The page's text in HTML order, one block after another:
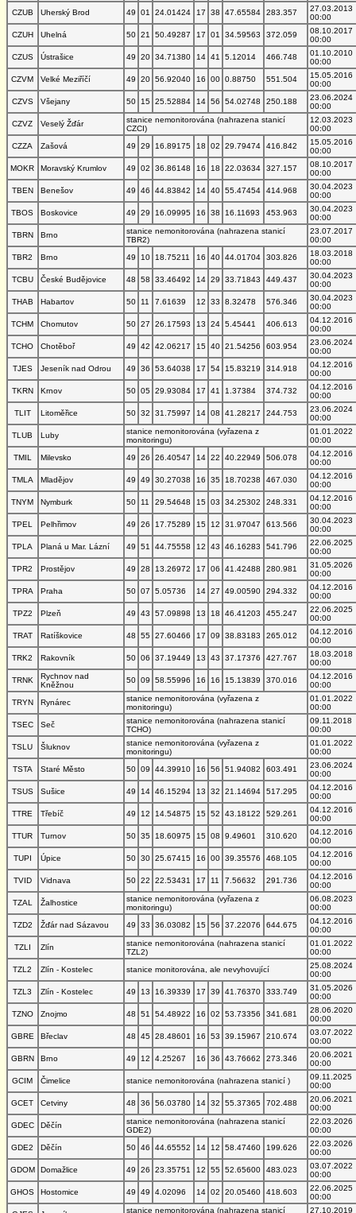
CZUB
Uherský Brod 49 01 24.01424 17 38 47.65584 283.357
27.03.2013
00:00
CZUH
Uhelná 50 21 50.49287 17 01 34.59563 372.059
08.10.2017
00:00
CZUS
Ústrašice 49 20 34.71380 14 41 5.12014 466.748
01.10.2010
00:00
CZVM
Velké Meziříčí 49 20 56.92040 16 00 0.88750 551.504
15.05.2016
00:00
CZVS
Všejany 50 15 25.52884 14 56 54.02748 250.188
23.06.2024
00:00
CZVZ
Veselý Žďár
stanice nemonitorována (nahrazena stanicí
CZCI)
12.03.2023
00:00
CZZA
Zašová 49 29 16.89175 18 02 29.79474 416.842
15.05.2016
00:00
MOKR
Moravský Krumlov 49 02 36.86148 16 18 22.03634 327.157
08.10.2017
00:00
TBEN
Benešov 49 46 44.83842 14 40 55.47454 414.968
30.04.2023
00:00
TBOS
Boskovice 49 29 16.09995 16 38 16.11693 453.963
30.04.2023
00:00
TBRN
Brno
stanice nemonitorována (nahrazena stanicí
TBR2)
23.07.2017
00:00
TBR2
Brno 49 10 18.75211 16 40 44.01704 303.826
18.03.2018
00:00
TCBU
České Budějovice 48 58 33.46492 14 29 33.71843 449.437
30.04.2023
00:00
THAB
Habartov 50 11 7.61639 12 33 8.32478 576.346
30.04.2023
00:00
TCHM
Chomutov 50 27 26.17593 13 24 5.45441 406.613
04.12.2016
00:00
TCHO
Chotěboř 49 42 42.06217 15 40 21.54256 603.954
23.06.2024
00:00
TJES
Jeseník nad Odrou 49 36 53.64038 17 54 15.83219 314.918
04.12.2016
00:00
TKRN
Krnov 50 05 29.93084 17 41 1.37384 374.732
04.12.2016
00:00
TLIT
Litoměřice 50 32 31.75997 14 08 41.28217 244.753
23.06.2024
00:00
TLUB
Luby
stanice nemonitorována (vyřazena z
monitoringu)
01.01.2022
00:00
TMIL
Milevsko 49 26 26.40547 14 22 40.22949 506.078
04.12.2016
00:00
TMLA
Mladějov 49 49 30.27038 16 35 18.70238 467.030
04.12.2016
00:00
TNYM
Nymburk 50 11 29.54648 15 03 34.25302 248.331
04.12.2016
00:00
TPEL
Pelhřimov 49 26 17.75289 15 12 31.97047 613.566
30.04.2023
00:00
TPLA
Planá u Mar. Lázní 49 51 44.75558 12 43 46.16283 541.796
22.06.2025
00:00
TPR2
Prostějov 49 28 13.26972 17 06 41.42488 280.981
31.05.2026
00:00
TPRA
Praha 50 07 5.05736 14 27 49.00590 294.332
04.12.2016
00:00
TPZ2
Plzeň 49 43 57.09898 13 18 46.41203 455.247
22.06.2025
00:00
TRAT
Ratíškovice 48 55 27.60466 17 09 38.83183 265.012
04.12.2016
00:00
TRK2
Rakovník 50 06 37.19449 13 43 37.17376 427.767
18.03.2018
00:00
TRNK
Rychnov nad
Kněžnou
50 09 58.55996 16 16 15.13839 370.016
04.12.2016
00:00
TRYN
Rynárec
stanice nemonitorována (vyřazena z
monitoringu)
01.01.2022
00:00
TSEC
Seč
stanice nemonitorována (nahrazena stanicí
TCHO)
09.11.2018
00:00
TSLU
Šluknov
stanice nemonitorována (vyřazena z
monitoringu)
01.01.2022
00:00
TSTA
Staré Město 50 09 44.39910 16 56 51.94082 603.491
23.06.2024
00:00
TSUS
Sušice 49 14 46.15294 13 32 21.14694 517.295
04.12.2016
00:00
TTRE
Třebíč 49 12 14.54875 15 52 43.18122 529.261
04.12.2016
00:00
TTUR
Turnov 50 35 18.60975 15 08 9.49601 310.620
04.12.2016
00:00
TUPI
Úpice 50 30 25.67415 16 00 39.35576 468.105
04.12.2016
00:00
TVID
Vidnava 50 22 22.53431 17 11 7.56632 291.736
04.12.2016
00:00
TZAL
Žalhostice
stanice nemonitorována (vyřazena z
monitoringu)
06.08.2023
00:00
TZD2
Žďár nad Sázavou 49 33 36.03082 15 56 37.22076 644.675
04.12.2016
00:00
TZLI
Zlín
stanice nemonitorována (nahrazena stanicí
TZL2)
01.01.2022
00:00
TZL2
Zlín - Kostelec stanice monitorována, ale nevyhovující
25.08.2024
00:00
TZL3
Zlín - Kostelec 49 13 16.39339 17 39 41.76370 333.749
31.05.2026
00:00
TZNO
Znojmo 48 51 54.48922 16 02 53.73356 341.681
28.06.2020
00:00
GBRE
Břeclav 48 45 28.48601 16 53 39.15967 210.674
03.07.2022
00:00
GBRN
Brno 49 12 4.25267 16 36 43.76662 273.346
20.06.2021
00:00
GCIM
Čimelice stanice nemonitorována (nahrazena stanicí )
09.11.2025
00:00
GCET
Cetviny 48 36 56.03780 14 32 55.37365 702.488
20.06.2021
00:00
GDEC
Děčín
stanice nemonitorována (nahrazena stanicí
GDE2)
22.03.2026
00:00
GDE2
Děčín 50 46 44.65552 14 12 58.47460 199.626
22.03.2026
00:00
GDOM
Domažlice 49 26 23.35751 12 55 52.65600 483.023
03.07.2022
00:00
GHOS
Hostomice 49 49 4.02096 14 02 20.05460 418.603
22.06.2025
00:00
stanice nemonitorována (nahrazena stanicí 27.10.2019